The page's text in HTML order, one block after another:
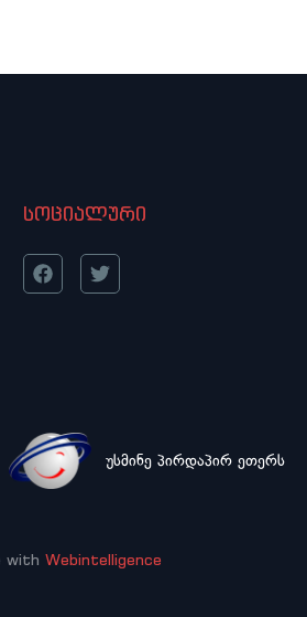
LIVEუსმინე პირდაპირ ეთერს
სოციალური
with Webintelligence